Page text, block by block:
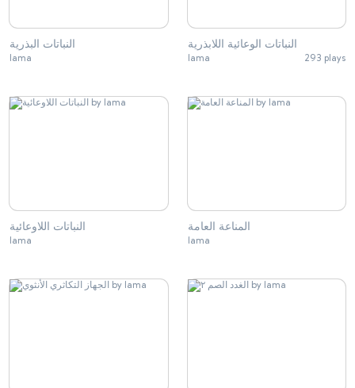
النباتات البذرية
lama
النباتات الوعائية اللابذرية
lama 293 plays
النباتات اللاوعائية
lama
المناعة العامة
lama